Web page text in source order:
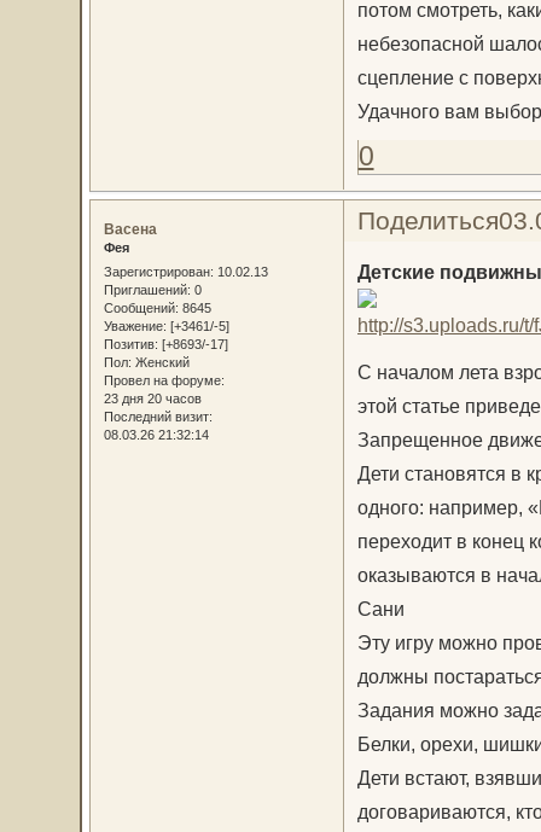
потом смотреть,
небезопасной
сцепление с
Удачного вам
0
Поделиться
Васена
Фея
Зарегистрирован: 10.02.13
Приглашений: 0
Сообщений: 8645
Уважение: [+3461/-5]
Позитив: [+8693/-17]
Пол: Женский
Провел на форуме:
23 дня 20 часов
Последний визит:
08.03.26 21:32:14
Детские
С началом лета
этой статье
Запрещенное
Дети становятся в
одного: например,
переходит в конец
оказываются в
Сани
Эту игру можно
должны
Задания можно
Белки, орехи,
Дети встают,
договариваются,